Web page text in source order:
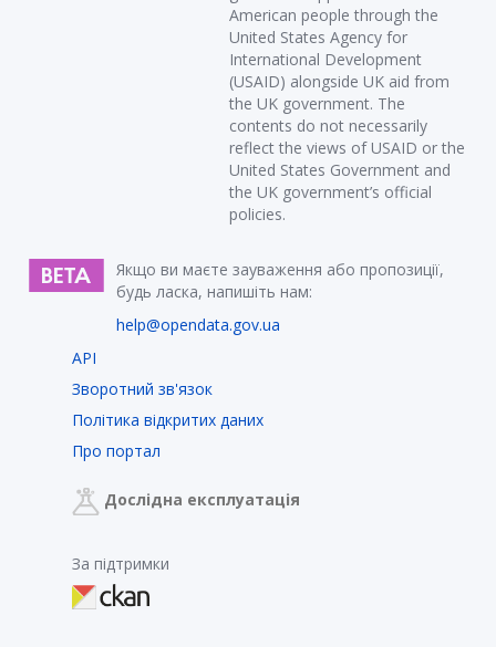
American people through the
United States Agency for
International Development
(USAID) alongside UK aid from
the UK government. The
contents do not necessarily
reflect the views of USAID or the
United States Government and
the UK government’s official
policies.
Якщо ви маєте зауваження або пропозиції,
будь ласка, напишіть нам:
help@opendata.gov.ua
API
Зворотний зв'язок
Політика відкритих даних
Про портал
Дослідна експлуатація
За підтримки